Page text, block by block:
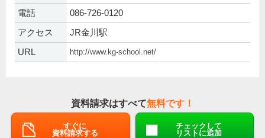
電話
086-726-0120
アクセス
JR金川駅
URL
http://www.kg-school.net/
資料請求はすべて無料です！
すぐに
資料請求する
チェックして
リストに追加